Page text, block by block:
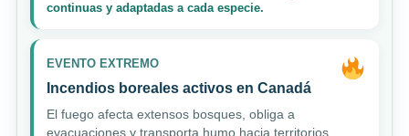
continuas y adaptadas a cada especie.
EVENTO EXTREMO
Incendios boreales activos en Canadá
El fuego afecta extensos bosques, obliga a
evacuaciones y transporta humo hacia territorios